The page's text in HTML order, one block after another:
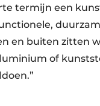
termijn een
en buiten zitten
of